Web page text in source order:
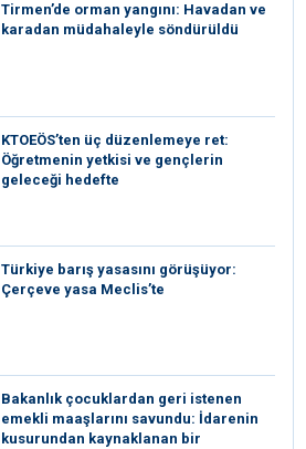
Tirmen’de orman yangını: Havadan ve
karadan müdahaleyle söndürüldü
KTOEÖS’ten üç düzenlemeye ret:
Öğretmenin yetkisi ve gençlerin
geleceği hedefte
Türkiye barış yasasını görüşüyor:
Çerçeve yasa Meclis’te
Bakanlık çocuklardan geri istenen
emekli maaşlarını savundu: İdarenin
kusurundan kaynaklanan bir